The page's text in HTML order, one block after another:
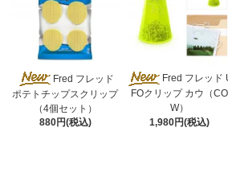
Fred フレッド
ポテトチップスクリップ
（4個セット）
880円(税込)
Fred フレッド
FOクリップ カウ（CO
W）
1,980円(税込)